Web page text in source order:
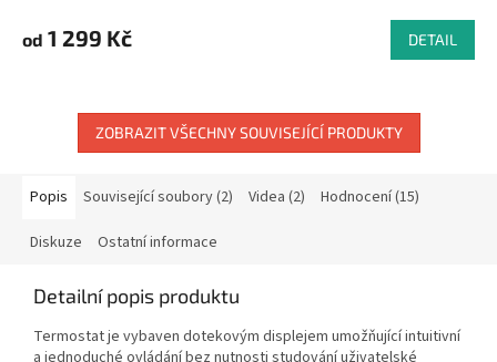
produktu
je
od 1 299 Kč DETAIL
ZOBRAZIT VŠECHNY SOUVISEJÍCÍ PRODUKTY
Popis Související soubory (2) Videa (2) Hodnocení (15)
Diskuze Ostatní informace
Detailní popis produktu
Termostat je vybaven dotekovým displejem umožňující intuitivní